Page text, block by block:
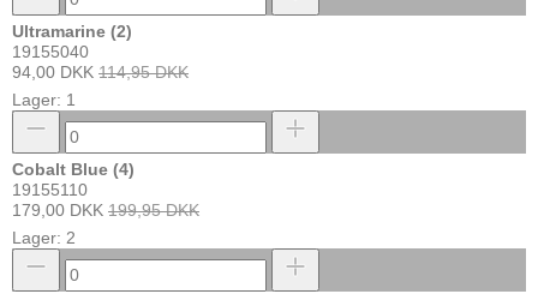
Ultramarine (2)
19155040
94,00 DKK 114,95 DKK
Lager: 1
Cobalt Blue (4)
19155110
179,00 DKK 199,95 DKK
Lager: 2